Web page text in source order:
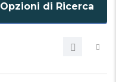
Opzioni di Ricerca